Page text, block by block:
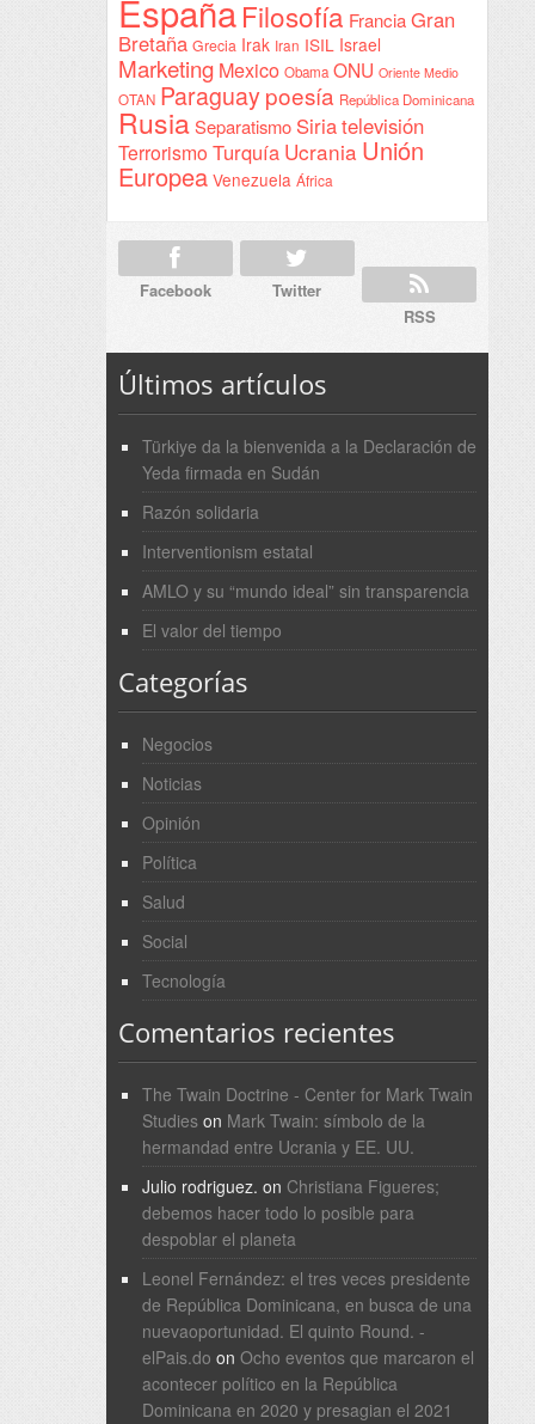
España Filosofía Francia Gran
Bretaña Grecia Irak Iran ISIL Israel
Marketing Mexico Obama ONU Oriente Medio
OTAN Paraguay poesía República Dominicana
Rusia Separatismo Siriatelevisión
Terrorismo Turquía Ucrania Unión
Europea Venezuela África
Facebook
Twitter
RSS
Últimos artículos
Türkiye da la bienvenida a la Declaración de
Yeda firmada en Sudán
Razón solidaria
Interventionism estatal
AMLO y su “mundo ideal” sin transparencia
El valor del tiempo
Categorías
Negocios
Noticias
Opinión
Política
Salud
Social
Tecnología
Comentarios recientes
The Twain Doctrine - Center for Mark Twain
Studieson Mark Twain: símbolo de la
hermandad entre Ucrania y EE. UU.
Julio rodriguez. on Christiana Figueres;
debemos hacer todo lo posible para
despoblar el planeta
Leonel Fernández: el tres veces presidente
de República Dominicana, en busca de una
nuevaoportunidad. El quinto Round. -
elPais.do on Ocho eventos que marcaron el
acontecer político en la República
Dominicana en 2020 y presagian el 2021